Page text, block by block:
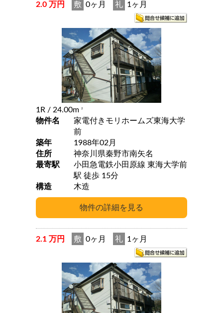
2.0 万円 敷 0ヶ月 礼 1ヶ月
1R / 24.00m 2
物件名
家電付きモリホームズ東海大学
前
築年
1988年02月
住所
神奈川県秦野市南矢名
最寄駅
小田急電鉄小田原線 東海大学前
駅 徒歩 15分
構造
木造
2.1 万円 敷 0ヶ月 礼 1ヶ月